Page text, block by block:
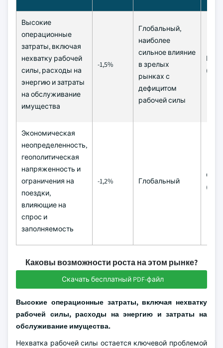
Высокие
операционные
затраты, включая
нехватку рабочей
силы, расходы на
энергию и затраты
на обслуживание
имущества
-1,5%
Глобальный,
наиболее
сильное влияние
в зрелых
рынках с
дефицитом
рабочей силы
(≤ 2
Экономическая
неопределенность,
геополитическая
напряженность и
ограничения на
поездки,
влияющие на
спрос и
заполняемость
-1,2% Глобальный
(2-4
Каковы возможности роста на этом рынке?
Скачать бесплатный PDF-файл
Высокие операционные затраты, включая нехватку
рабочей силы, расходы на энергию и затраты на
обслуживание имущества.
Нехватка рабочей силы остается ключевой проблемой